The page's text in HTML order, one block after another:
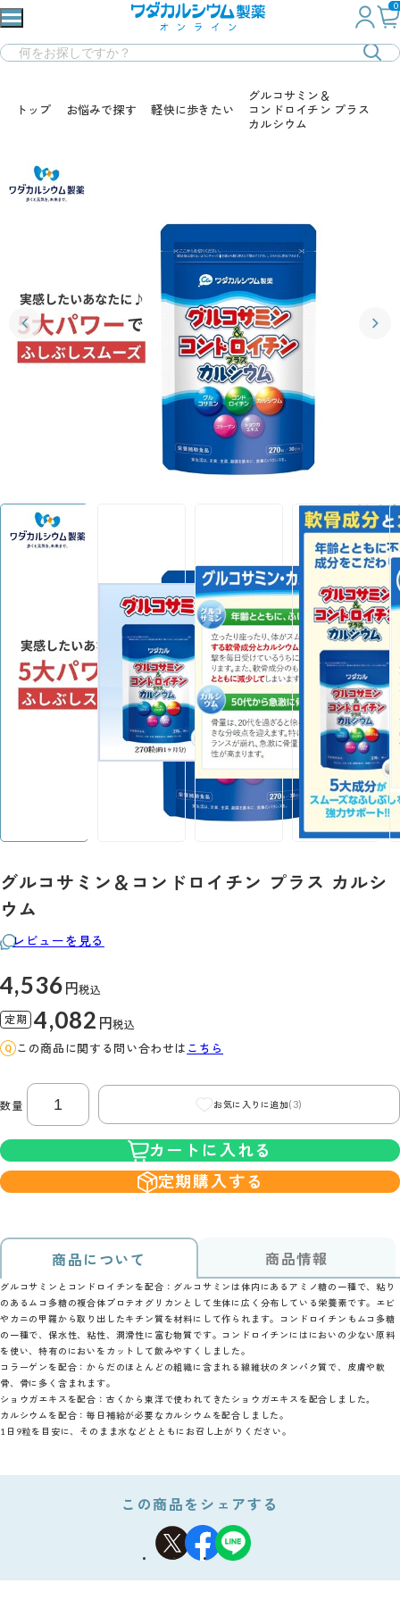
0
トップ お悩みで探す 軽快に歩きたい
グルコサミン＆
コンドロイチン プラス
カルシウム
グルコサミン＆コンドロイチン プラス カルシ
ウム
レビューを見る
4,536 円税込
定期 4,082 円税込
この商品に関する問い合わせは こちら
数量 お気に入りに追加(3)
カートに入れる
定期購入する
商品について 商品情報
グルコサミンとコンドロイチンを配合：グルコサミンは体内にあるアミノ糖の一種で、粘り
のあるムコ多糖の複合体プロテオグリカンとして生体に広く分布している栄養素です。エビ
やカニの甲羅から取り出したキチン質を材料にして作られます。コンドロイチンもムコ多糖
の一種で、保水性、粘性、潤滑性に富む物質です。コンドロイチンにはにおいの少ない原料
を使い、特有のにおいをカットして飲みやすくしました。
コラーゲンを配合：からだのほとんどの組織に含まれる線維状のタンパク質で、皮膚や軟
骨、骨に多く含まれます。
ショウガエキスを配合：古くから東洋で使われてきたショウガエキスを配合しました｡
カルシウムを配合：毎日補給が必要なカルシウムを配合しました。
1日9粒を目安に、そのまま水などとともにお召し上がりください。
この商品をシェアする